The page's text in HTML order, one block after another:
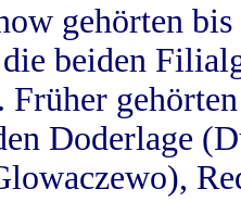
gehörten
beiden
Früher
Doderlage